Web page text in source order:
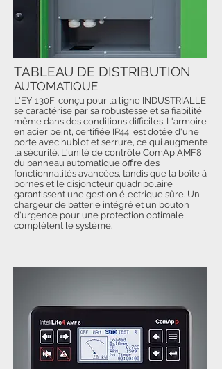
L'EY-130F, conçu pour la ligne INDUSTRIALLE,
se caractérise par sa robustesse et sa fiabilité,
même dans des conditions difficiles. L'armoire
en acier peint, certifiée IP44, est dotée d'une
porte avec hublot et serrure, ce qui augmente
la sécurité. L'unité de contrôle ComAp AMF8
du panneau automatique offre des
fonctionnalités avancées, tandis que la boîte à
bornes et le disjoncteur quadripolaire
garantissent une gestion électrique sûre. Un
chargeur de batterie intégré et un bouton
d'urgence pour une protection optimale
complètent le système.
TABLEAU DE DISTRIBUTION
AUTOMATIQUE